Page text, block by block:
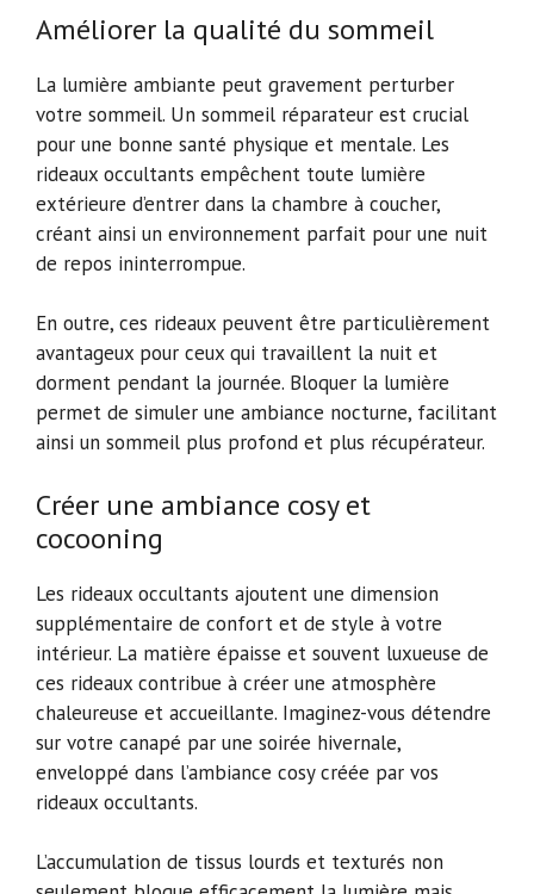
Améliorer la qualité du sommeil
La lumière ambiante peut gravement perturber
votre sommeil. Un sommeil réparateur est crucial
pour une bonne santé physique et mentale. Les
rideaux occultants empêchent toute lumière
extérieure d’entrer dans la chambre à coucher,
créant ainsi un environnement parfait pour une nuit
de repos ininterrompue.
En outre, ces rideaux peuvent être particulièrement
avantageux pour ceux qui travaillent la nuit et
dorment pendant la journée. Bloquer la lumière
permet de simuler une ambiance nocturne, facilitant
ainsi un sommeil plus profond et plus récupérateur.
Créer une ambiance cosy et
cocooning
Les rideaux occultants ajoutent une dimension
supplémentaire de confort et de style à votre
intérieur. La matière épaisse et souvent luxueuse de
ces rideaux contribue à créer une atmosphère
chaleureuse et accueillante. Imaginez-vous détendre
sur votre canapé par une soirée hivernale,
enveloppé dans l’ambiance cosy créée par vos
rideaux occultants.
L’accumulation de tissus lourds et texturés non